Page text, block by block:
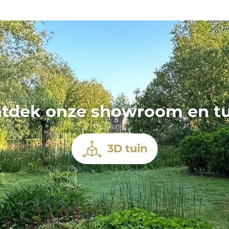
onze showroom en
3D tuin